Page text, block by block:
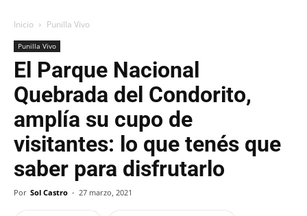
Inicio Punilla Vivo
Punilla Vivo
El Parque Nacional
Quebrada del Condorito,
amplía su cupo de
visitantes: lo que tenés que
saber para disfrutarlo
Por Sol Castro - 27 marzo, 2021